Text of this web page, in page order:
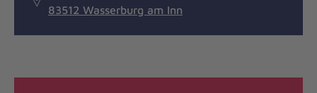
83512 Wasserburg am Inn